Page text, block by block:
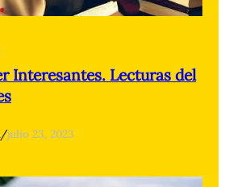
Interesantes. Lecturas del
/julio 23, 2023